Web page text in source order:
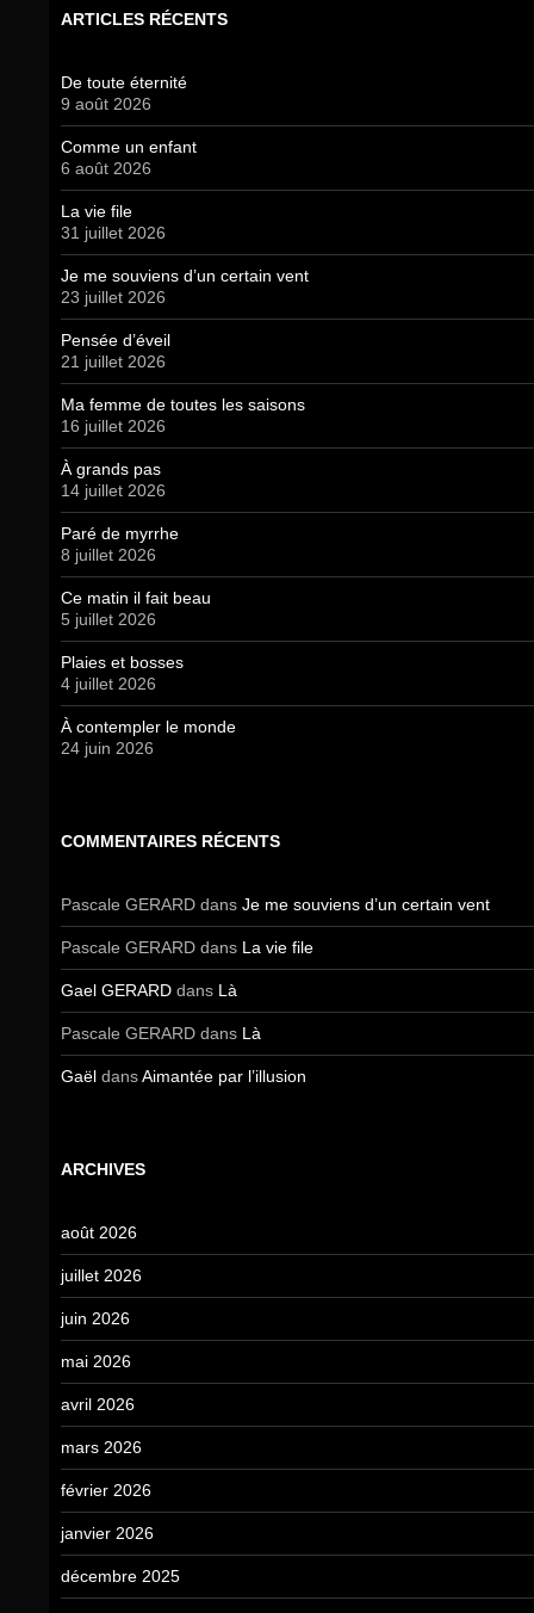
ARTICLES RÉCENTS
De toute éternité
9 août 2026
Comme un enfant
6 août 2026
La vie file
31 juillet 2026
Je me souviens d’un certain vent
23 juillet 2026
Pensée d’éveil
21 juillet 2026
Ma femme de toutes les saisons
16 juillet 2026
À grands pas
14 juillet 2026
Paré de myrrhe
8 juillet 2026
Ce matin il fait beau
5 juillet 2026
Plaies et bosses
4 juillet 2026
À contempler le monde
24 juin 2026
COMMENTAIRES RÉCENTS
Pascale GERARD dans Je me souviens d’un certain vent
Pascale GERARD dans La vie file
Gael GERARD dans Là
Pascale GERARD dans Là
Gaël dansAimantée par l’illusion
ARCHIVES
août 2026
juillet 2026
juin 2026
mai 2026
avril 2026
mars 2026
février 2026
janvier 2026
décembre 2025